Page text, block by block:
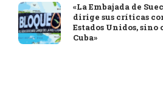
«La Embajada de
dirige sus críticas
Estados Unidos,
Cuba»